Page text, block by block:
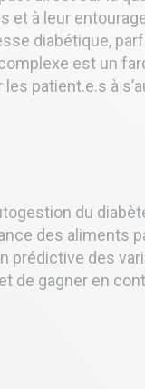
et à leur
diabétique,
est un
patient.e.s à
du
des aliments
prédictive des
de gagner en